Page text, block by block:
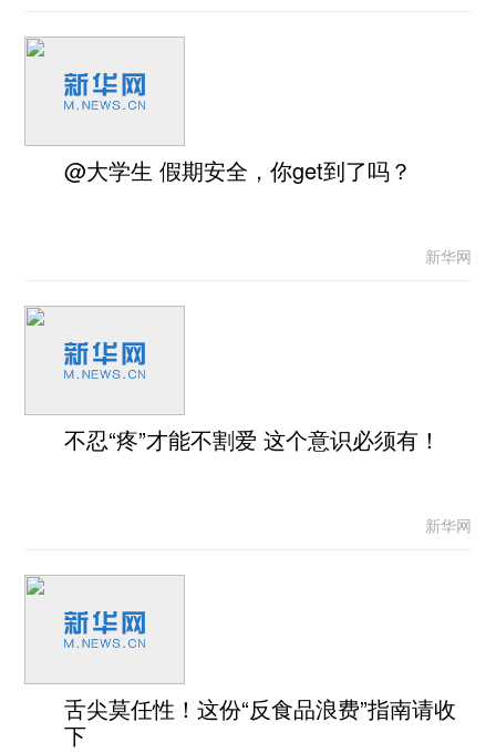
@大学生 假期安全，你get到了吗？
新华网
不忍“疼”才能不割爱 这个意识必须有！
新华网
舌尖莫任性！这份“反食品浪费”指南请收
下